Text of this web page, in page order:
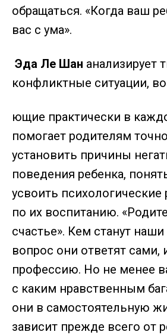
обращаться. «Когда ваш
вас с ума».
Эда Ле Шан анализирует
конфликтные ситуации,
ющие практически в
помогает родителям
установить причины
поведения ребенка,
усвоить
по их воспитанию.
счастье». Кем станут
вопрос они ответят сами,
профессию. Но не менее
с каким нравственным
они в самостоятельную
зависит прежде всего от